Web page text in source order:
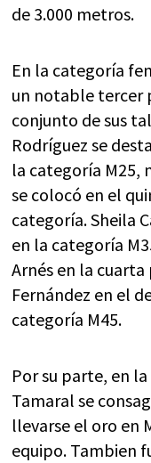
de 3.000 metros.
En la categoría
un notable tercer
conjunto de sus
Rodríguez se
la categoría M25,
se colocó en el
categoría. Sheila
en la categoría
Arnés en la cuarta
Fernández en el
categoría M45.
Por su parte, en
Tamaral se
llevarse el oro en
equipo. Tambien